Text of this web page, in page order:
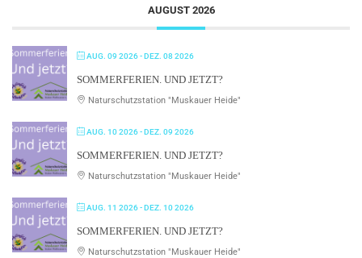
AUGUST 2026
AUG. 09 2026- DEZ. 08 2026
SOMMERFERIEN. UND JETZT?
Naturschutzstation "Muskauer Heide"
AUG. 10 2026- DEZ. 09 2026
SOMMERFERIEN. UND JETZT?
Naturschutzstation "Muskauer Heide"
AUG. 11 2026- DEZ. 10 2026
SOMMERFERIEN. UND JETZT?
Naturschutzstation "Muskauer Heide"